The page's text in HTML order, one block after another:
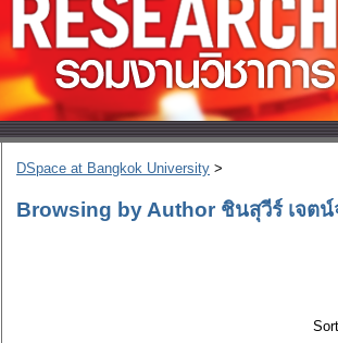
DSpace at Bangkok University >
Browsing by Author ชินสุวีร์ เจตน์